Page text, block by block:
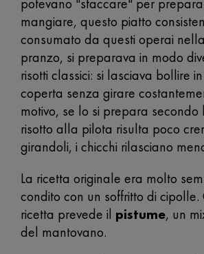
mangiare, questo piatto
consumato da questi operai
pranzo, si preparava in modo
risotti classici: si lasciava bollire
coperta senza girare
motivo, se lo si prepara secondo
risotto alla pilota risulta poco
girandoli, i chicchi rilasciano
La ricetta originale era molto
condito con un soffritto di
ricetta prevede il pistume, un
del mantovano.